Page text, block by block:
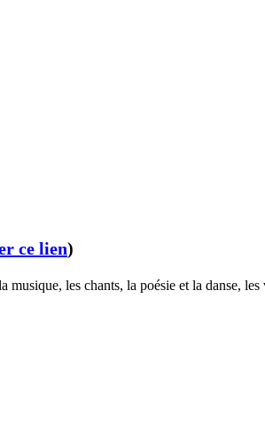
ce lien)
musique, les chants, la poésie et la danse,